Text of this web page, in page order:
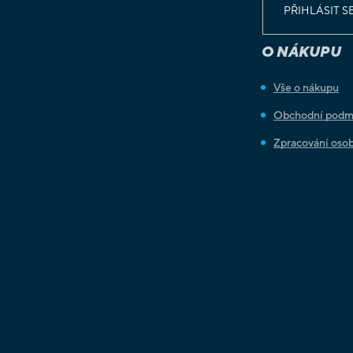
PŘIHLÁSIT
O NÁKUPU
Vše o nákupu
Obchodní
Zpracování